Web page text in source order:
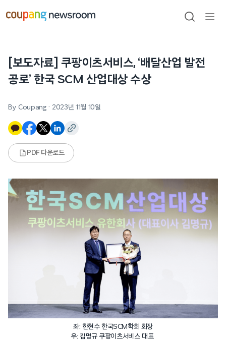
건너뛰기
검색
[보도자료] 쿠팡이츠서비스, ‘배달산업 발전
공로’ 한국 SCM 산업대상 수상
By Coupang · 2023년 11월 10일
PDF 다운로드
좌: 한현수 한국SCM학회 회장
우: 김명규 쿠팡이츠서비스 대표